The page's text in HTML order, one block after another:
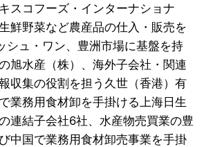
スコフーズ・インターナショナ
鮮野菜など農産品の仕入・販売を
シュ・ワン、豊洲市場に基盤を持
旭水産（株）、海外子会社・関連
収集の役割を担う久世（香港）有
業務用食材卸を手掛ける上海日生
連結子会社6社、水産物売買業の豊
中国で業務用食材卸売事業を手掛